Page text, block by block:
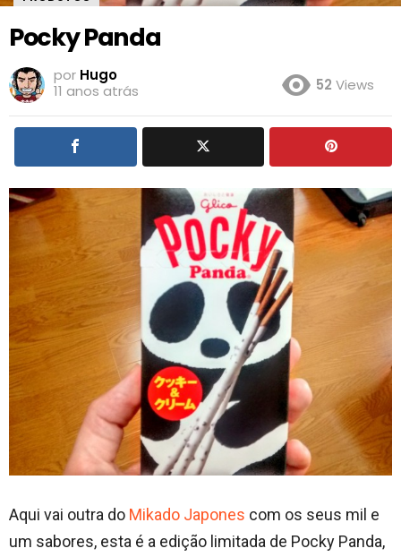
Pocky Panda
por Hugo
11 anos atrás
52 Views
Aqui vai outra do Mikado Japones com os seus mil e
um sabores, esta é a edição limitada de Pocky Panda,